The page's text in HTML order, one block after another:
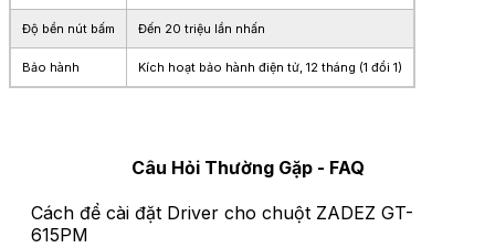
Độ bền nút bấm Đến 20 triệu lần nhấn
Bảo hành Kích hoạt bảo hành điện tử, 12 tháng (1 đổi 1)
Câu Hỏi Thường Gặp - FAQ
Cách để cài đặt Driver cho chuột ZADEZ GT-
615PM